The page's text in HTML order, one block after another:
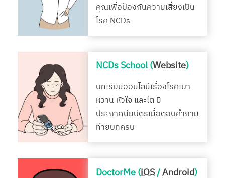
คุณเพื่อป้องกันความเสี่ยงเป็น
โรค NCDs
NCDs School (Website)
บทเรียนออนไลน์เรื่องโรคเบา
หวาน หัวใจ และไต มี
ประกาศนียบัตรเมื่อตอบคำถาม
ท้ายบทครบ
DoctorMe (iOS/Android)